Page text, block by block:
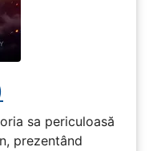
sa periculoasă
prezentând